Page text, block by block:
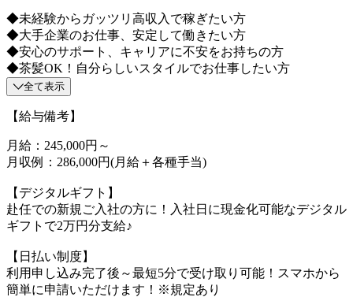
◆未経験からガッツリ高収入で稼ぎたい方
◆大手企業のお仕事、安定して働きたい方
◆安心のサポート、キャリアに不安をお持ちの方
◆茶髪OK！自分らしいスタイルでお仕事したい方
全て表示
【給与備考】
月給：245,000円～
月収例：286,000円(月給＋各種手当)
【デジタルギフト】
赴任での新規ご入社の方に！入社日に現金化可能なデジタル
ギフトで2万円分支給♪
【日払い制度】
利用申し込み完了後～最短5分で受け取り可能！スマホから
簡単に申請いただけます！※規定あり